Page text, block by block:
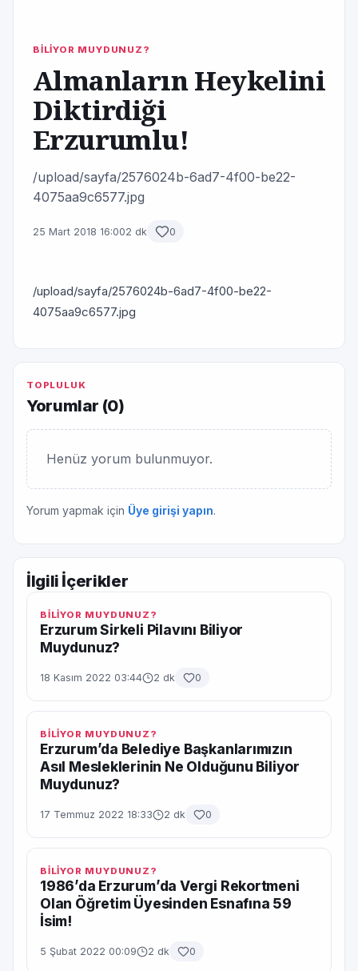
BİLİYOR MUYDUNUZ?
Almanların Heykelini
Diktirdiği
Erzurumlu!
/upload/sayfa/2576024b-6ad7-4f00-be22-
4075aa9c6577.jpg
25 Mart 2018 16:002 dk 0
/upload/sayfa/2576024b-6ad7-4f00-be22-
4075aa9c6577.jpg
TOPLULUK
Yorumlar (0)
Henüz yorum bulunmuyor.
Yorum yapmak için Üye girişi yapın.
İlgili İçerikler
BİLİYOR MUYDUNUZ?
Erzurum Sirkeli Pilavını Biliyor
Muydunuz?
18 Kasım 2022 03:44 2 dk 0
BİLİYOR MUYDUNUZ?
Erzurum’da Belediye Başkanlarımızın
Asıl Mesleklerinin Ne Olduğunu Biliyor
Muydunuz?
17 Temmuz 2022 18:33 2 dk 0
BİLİYOR MUYDUNUZ?
1986’da Erzurum’da Vergi Rekortmeni
Olan Öğretim Üyesinden Esnafına 59
İsim!
5 Şubat 2022 00:09 2 dk 0